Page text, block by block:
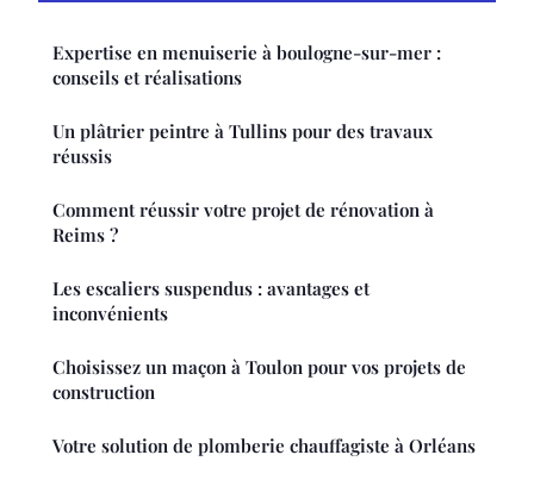
Expertise en menuiserie à boulogne-sur-mer :
conseils et réalisations
Un plâtrier peintre à Tullins pour des travaux
réussis
Comment réussir votre projet de rénovation à
Reims ?
Les escaliers suspendus : avantages et
inconvénients
Choisissez un maçon à Toulon pour vos projets de
construction
Votre solution de plomberie chauffagiste à Orléans